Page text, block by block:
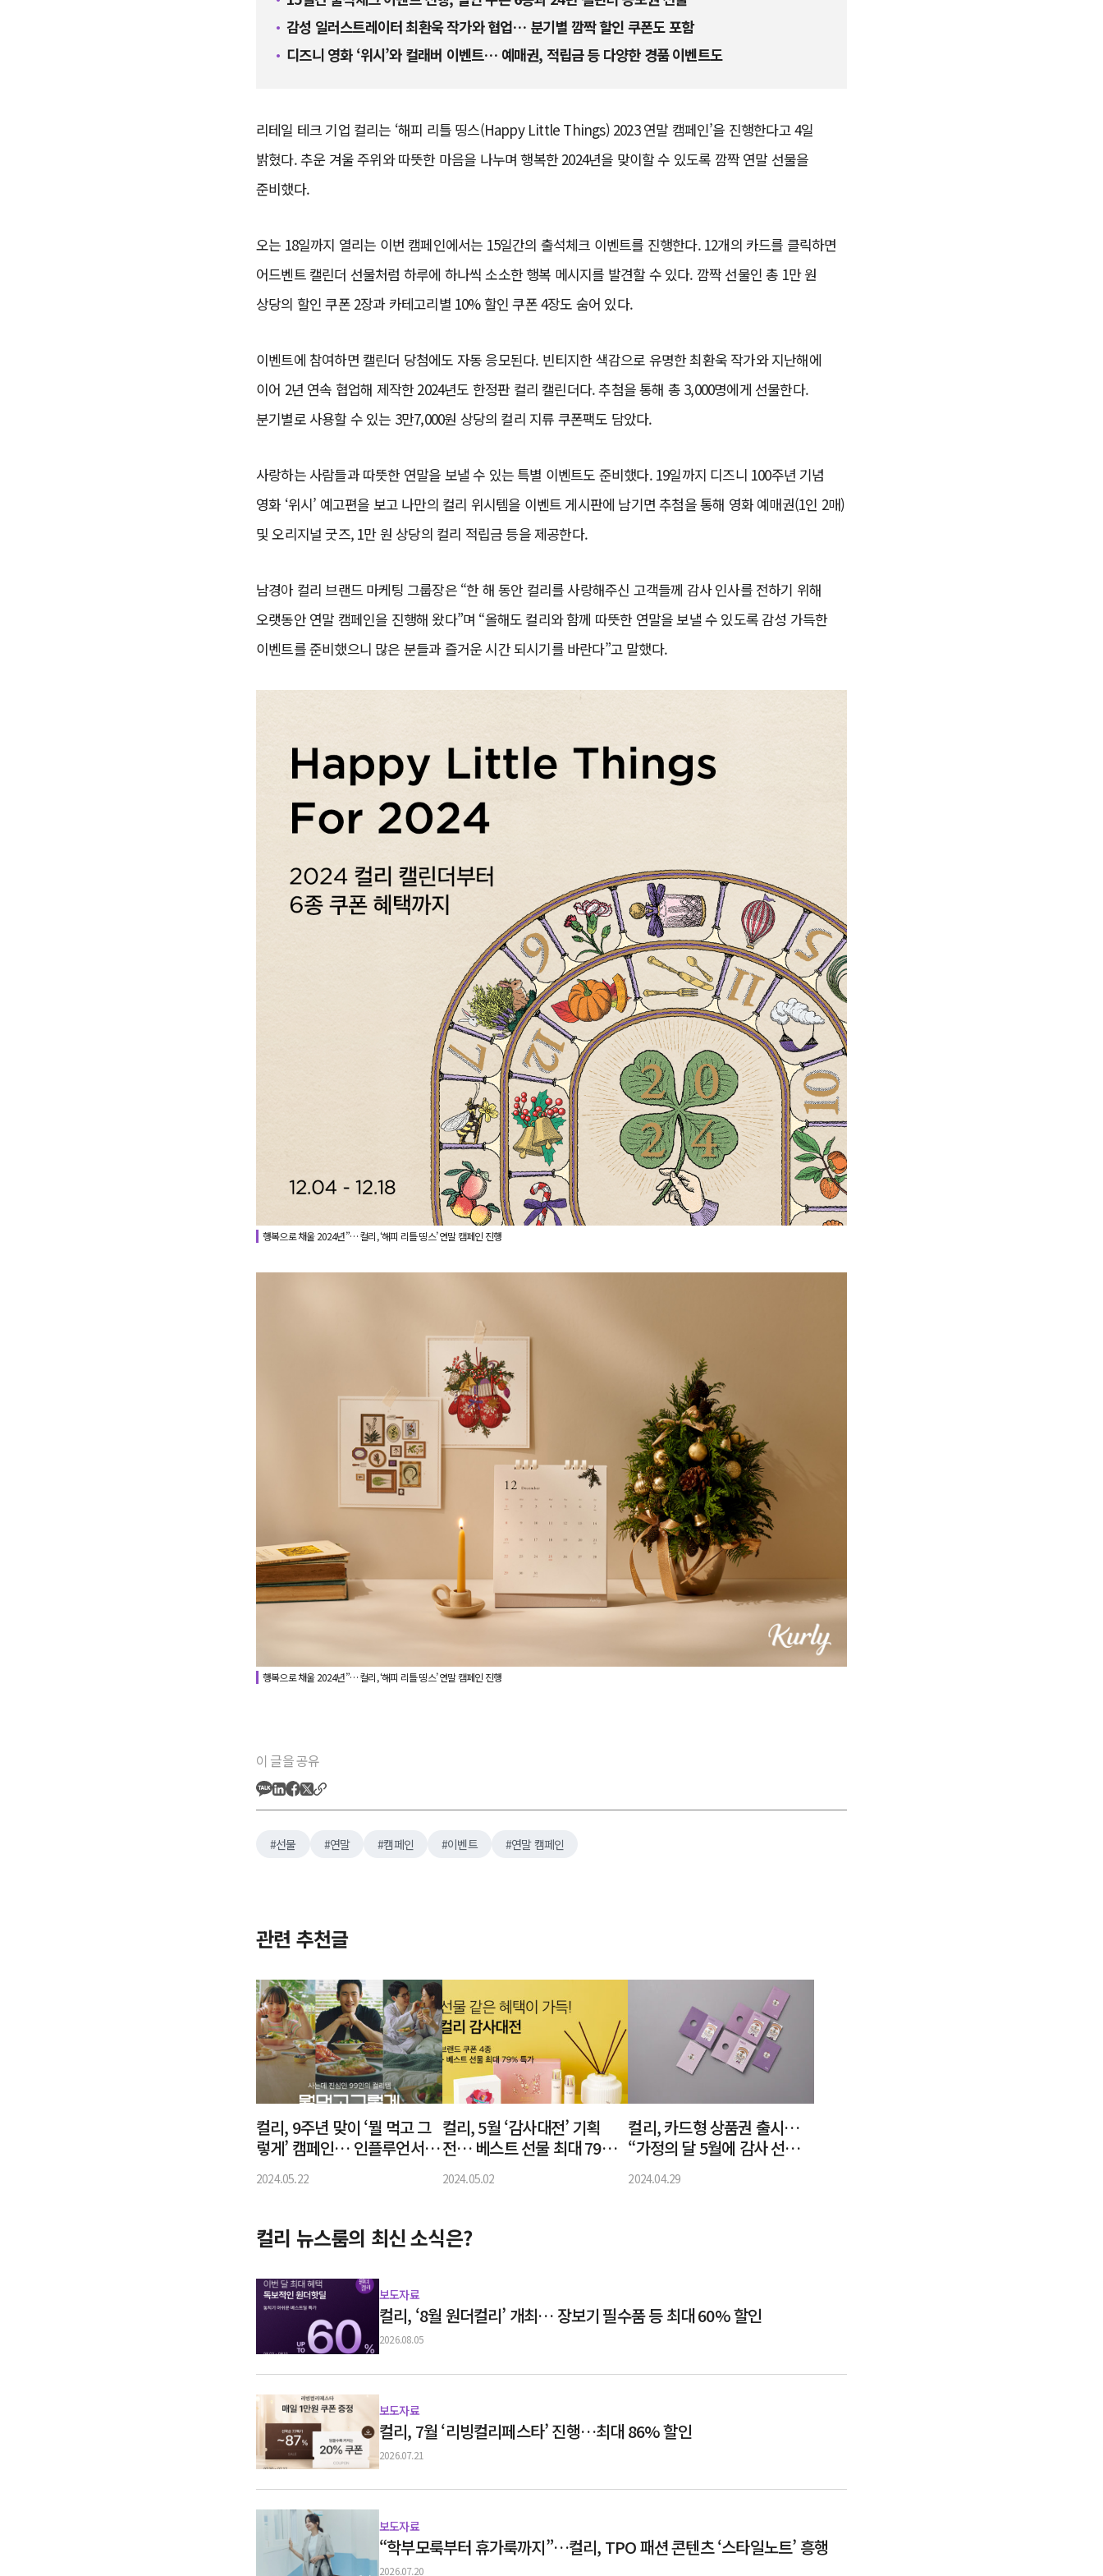
감성 일러스트레이터 최환욱 작가와 협업… 분기별 깜짝 할인 쿠폰도 포함
디즈니 영화 ‘위시’와 컬래버 이벤트… 예매권, 적립금 등 다양한 경품 이벤트도
리테일 테크 기업 컬리는 ‘해피 리틀 띵스(Happy Little Things) 2023 연말 캠페인’을 진행한다고 4일
밝혔다. 추운 겨울 주위와 따뜻한 마음을 나누며 행복한 2024년을 맞이할 수 있도록 깜짝 연말 선물을
준비했다.
오는 18일까지 열리는 이번 캠페인에서는 15일간의 출석체크 이벤트를 진행한다. 12개의 카드를 클릭하면
어드벤트 캘린더 선물처럼 하루에 하나씩 소소한 행복 메시지를 발견할 수 있다. 깜짝 선물인 총 1만 원
상당의 할인 쿠폰 2장과 카테고리별 10% 할인 쿠폰 4장도 숨어 있다.
이벤트에 참여하면 캘린더 당첨에도 자동 응모된다. 빈티지한 색감으로 유명한 최환욱 작가와 지난해에
이어 2년 연속 협업해 제작한 2024년도 한정판 컬리 캘린더다. 추첨을 통해 총 3,000명에게 선물한다.
분기별로 사용할 수 있는 3만7,000원 상당의 컬리 지류 쿠폰팩도 담았다.
사랑하는 사람들과 따뜻한 연말을 보낼 수 있는 특별 이벤트도 준비했다. 19일까지 디즈니 100주년 기념
영화 ‘위시’ 예고편을 보고 나만의 컬리 위시템을 이벤트 게시판에 남기면 추첨을 통해 영화 예매권(1인 2매)
및 오리지널 굿즈, 1만 원 상당의 컬리 적립금 등을 제공한다.
남경아 컬리 브랜드 마케팅 그룹장은 “한 해 동안 컬리를 사랑해주신 고객들께 감사 인사를 전하기 위해
오랫동안 연말 캠페인을 진행해 왔다”며 “올해도 컬리와 함께 따뜻한 연말을 보낼 수 있도록 감성 가득한
이벤트를 준비했으니 많은 분들과 즐거운 시간 되시기를 바란다”고 말했다.
행복으로 채울 2024년”… 컬리, ‘해피 리틀 띵스’ 연말 캠페인 진행
행복으로 채울 2024년”… 컬리, ‘해피 리틀 띵스’ 연말 캠페인 진행
이 글을 공유
선물 연말 캠페인 이벤트 연말 캠페인
관련 추천글
컬리, 9주년 맞이 ‘뭘 먹고 그
렇게’ 캠페인… 인플루언서 9
9인의 컬리템 공개
2024.05.22
컬리, 5월 ‘감사대전’ 기획
전… 베스트 선물 최대 79%
특가
2024.05.02
컬리, 카드형 상품권 출시…
“가정의 달 5월에 감사 선물하
세요”
2024.04.29
컬리 뉴스룸의 최신 소식은?
보도자료
컬리, ‘8월 원더컬리’ 개최… 장보기 필수품 등 최대 60% 할인
2026.08.05
보도자료
컬리, 7월 ‘리빙컬리페스타’ 진행…최대 86% 할인
2026.07.21
보도자료
“학부모룩부터 휴가룩까지”…컬리, TPO 패션 콘텐츠 ‘스타일노트’ 흥행
2026.07.20